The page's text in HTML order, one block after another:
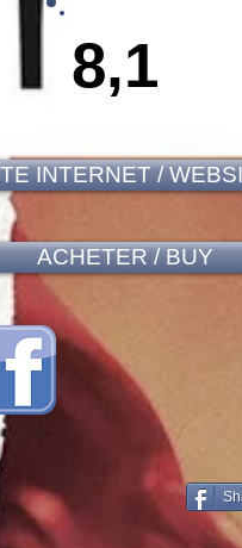
8,1
INTERNET /
ACHETER / BUY